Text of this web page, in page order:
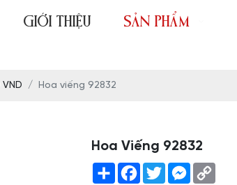
GIỚI THIỆU SẢN PHẨM
Hoa viếng 92832
Hoa Viếng 92832
Share Facebook
TwitterMessenger